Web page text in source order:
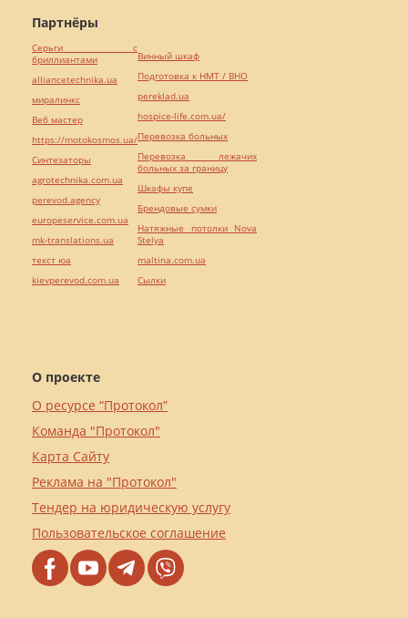
О проекте
О ресурсе “Протокол”
Команда "Протокол"
Карта Сайту
Реклама на "Протокол"
Тендер на юридическую услугу
Пользовательское соглашение
Партнёры
Серьги с
бриллиантами
alliancetechnika.ua
миралинкс
Веб мастер
https://motokosmos.ua/
Синтезаторы
agrotechnika.com.ua
perevod.agency
europeservice.com.ua
mk-translations.ua
текст юа
kievperevod.com.ua
Винный шкаф
Подготовка к НМТ / ВНО
pereklad.ua
hospice-life.com.ua/
Перевозка больных
Перевозка лежачих
больных за границу
Шкафы купе
Брендовые сумки
Натяжные потолки Nova
Stelya
maltina.com.ua
Cылки